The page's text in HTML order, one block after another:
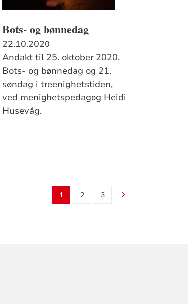
Bots- og bønnedag
22.10.2020
Andakt til 25. oktober 2020,
Bots- og bønnedag og 21.
søndag i treenighetstiden,
ved menighetspedagog Heidi
Husevåg.
1 2 3